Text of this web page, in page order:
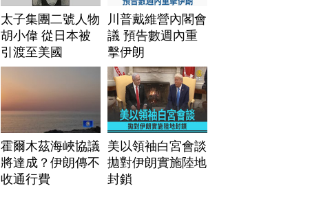
太子集團二號人物
胡小偉 從日本被
引渡至美國
川普戴維營內閣會
議 預告數週內重
擊伊朗
霍爾木茲海峽協議
將達成？伊朗傳不
收通行費
美以領袖白宮會談
拋對伊朗實施陸地
封鎖